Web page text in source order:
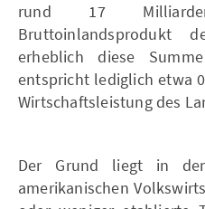
rund 17
Bruttoinlandsprodukt
erheblich diese
entspricht lediglich etwa
Wirtschaftsleistung des
Der Grund liegt in
amerikanischen